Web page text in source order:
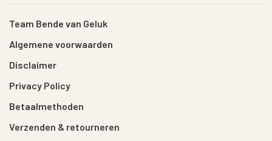
Team Bende van Geluk
Algemene voorwaarden
Disclaimer
Privacy Policy
Betaalmethoden
Verzenden & retourneren